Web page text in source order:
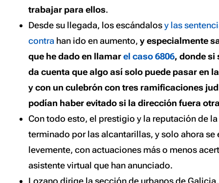
trabajar para ellos.
Desde su llegada, los escándalosy las
contra han ido en aumento,y especialmente
que he dado en llamarel caso 6806, donde si
da cuenta que algo así solo puede pasar en
y con un culebrón con tres ramificaciones
podían haber evitado si la dirección fuera
Con todo esto, el prestigio y la reputación de
terminado por las alcantarillas, y solo ahora se
levemente, con actuaciones más o menos
asistente virtual que han anunciado.
Lozano dirige la sección de urbanos de